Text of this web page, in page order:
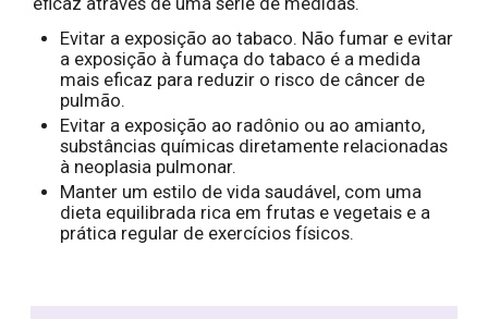
eficaz através de uma série de medidas.
Evitar a exposição ao tabaco. Não fumar e evitar
a exposição à fumaça do tabaco é a medida
mais eficaz para reduzir o risco de câncer de
pulmão.
Evitar a exposição ao radônio ou ao amianto,
substâncias químicas diretamente relacionadas
à neoplasia pulmonar.
Manter um estilo de vida saudável, com uma
dieta equilibrada rica em frutas e vegetais e a
prática regular de exercícios físicos.